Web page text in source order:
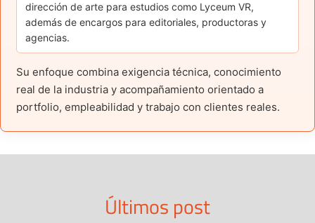
dirección de arte para estudios como Lyceum VR,
además de encargos para editoriales, productoras y
agencias.
Su enfoque combina exigencia técnica, conocimiento
real de la industria y acompañamiento orientado a
portfolio, empleabilidad y trabajo con clientes reales.
Últimos post